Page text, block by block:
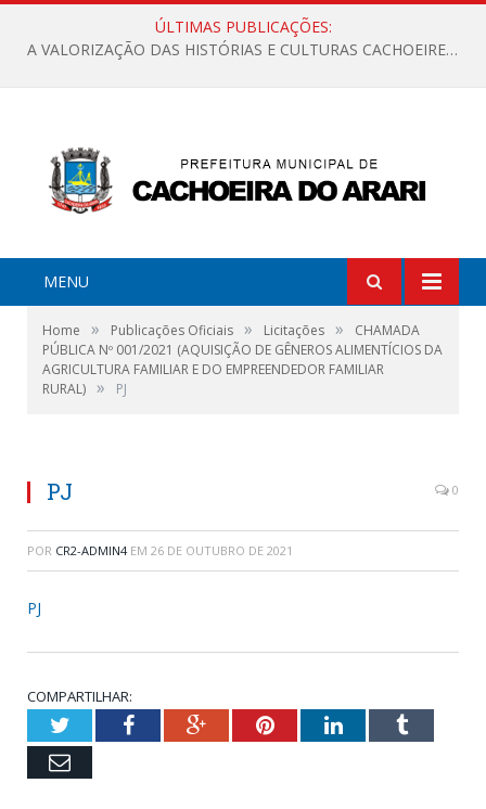
ÚLTIMAS PUBLICAÇÕES:
A VALORIZAÇÃO DAS HISTÓRIAS E CULTURAS CACHOEIRENSES
MENU
Home » Publicações Oficiais » Licitações »
CHAMADA
PÚBLICA Nº 001/2021 (AQUISIÇÃO DE GÊNEROS ALIMENTÍCIOS DA
AGRICULTURA FAMILIAR E DO EMPREENDEDOR FAMILIAR
RURAL) » PJ
PJ 0
POR CR2-ADMIN4 EM 26 DE OUTUBRO DE 2021
PJ
COMPARTILHAR:
TwitterFacebookGoogle+PinterestLinkedInTumblr
Email